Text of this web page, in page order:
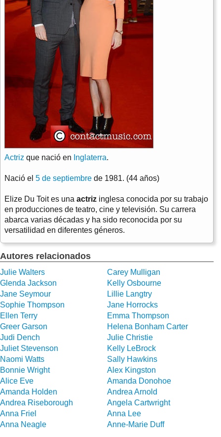
Actriz que nació en Inglaterra.
Nació el 5 de septiembre de 1981. (44 años)
Elize Du Toit es una actriz inglesa conocida por su trabajo
en producciones de teatro, cine y televisión. Su carrera
abarca varias décadas y ha sido reconocida por su
versatilidad en diferentes géneros.
Autores relacionados
Julie Walters
Carey Mulligan
Glenda Jackson
Kelly Osbourne
Jane Seymour
Lillie Langtry
Sophie Thompson
Jane Horrocks
Ellen Terry
Emma Thompson
Greer Garson
Helena Bonham Carter
Judi Dench
Julie Christie
Juliet Stevenson
Kelly LeBrock
Naomi Watts
Sally Hawkins
Bonnie Wright
Alex Kingston
Alice Eve
Amanda Donohoe
Amanda Holden
Andrea Arnold
Andrea Riseborough
Angela Cartwright
Anna Friel
Anna Lee
Anna Neagle
Anne-Marie Duff